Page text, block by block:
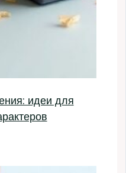
идеи для